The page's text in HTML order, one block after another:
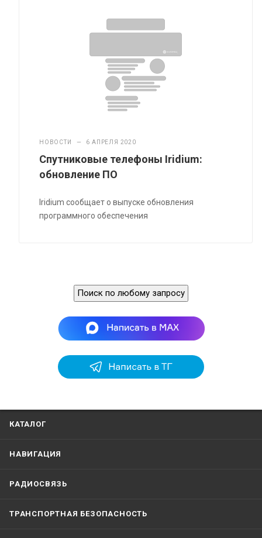
НОВОСТИ — 6 АПРЕЛЯ 2020
Спутниковые телефоны Iridium:
обновление ПО
Iridium сообщает о выпуске обновления
программного обеспечения
Поиск по любому запросу
КАТАЛОГ
НАВИГАЦИЯ
РАДИОСВЯЗЬ
ТРАНСПОРТНАЯ БЕЗОПАСНОСТЬ